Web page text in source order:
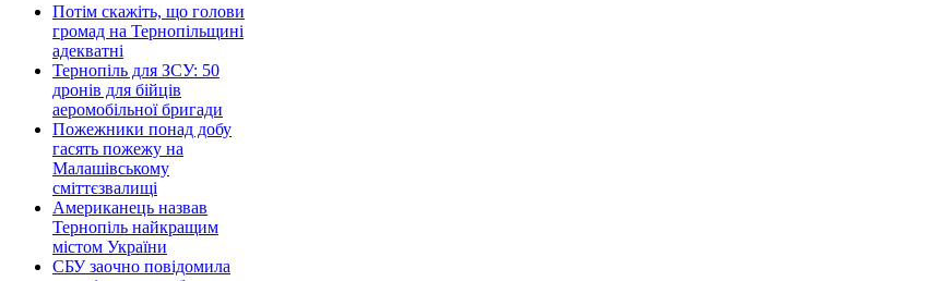
Потім скажіть, що голови
громад на Тернопільщині
адекватні
Тернопіль для ЗСУ: 50
дронів для бійців
аеромобільної бригади
Пожежники понад добу
гасять пожежу на
Малашівському
сміттєзвалищі
Американець назвав
Тернопіль найкращим
містом України
СБУ заочно повідомила